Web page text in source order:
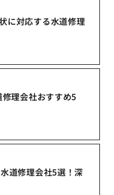
に対応する水道修理
理会社おすすめ5
道修理会社5選！深